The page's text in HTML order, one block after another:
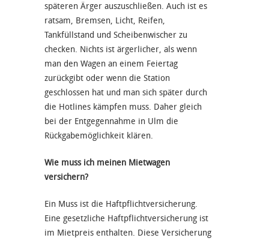
späteren Ärger auszuschließen. Auch ist es
ratsam, Bremsen, Licht, Reifen,
Tankfüllstand und Scheibenwischer zu
checken. Nichts ist ärgerlicher, als wenn
man den Wagen an einem Feiertag
zurückgibt oder wenn die Station
geschlossen hat und man sich später durch
die Hotlines kämpfen muss. Daher gleich
bei der Entgegennahme in Ulm die
Rückgabemöglichkeit klären.
Wie muss ich meinen Mietwagen
versichern?
Ein Muss ist die Haftpflichtversicherung.
Eine gesetzliche Haftpflichtversicherung ist
im Mietpreis enthalten. Diese Versicherung